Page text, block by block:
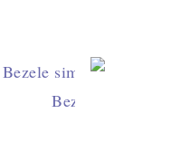
Bezele simple cu